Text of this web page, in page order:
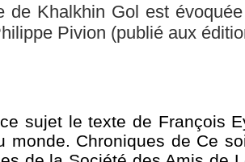
de Khalkhin Gol est
Pivion (publié aux
sujet le texte de François
monde. Chroniques de Ce